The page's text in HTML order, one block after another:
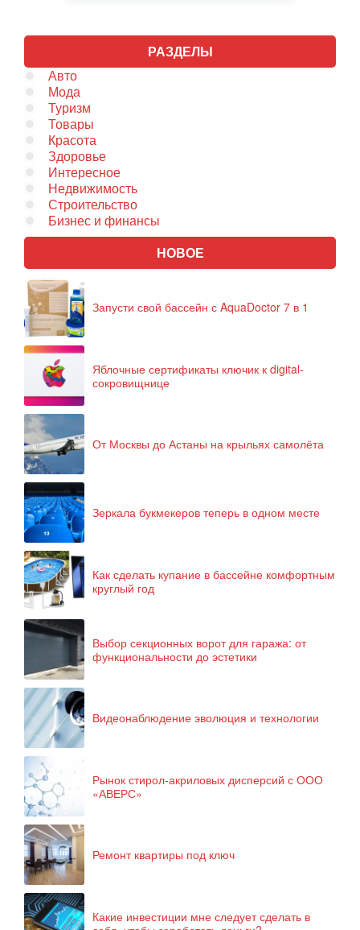
РАЗДЕЛЫ
Авто
Мода
Туризм
Товары
Красота
Здоровье
Интересное
Недвижимость
Строительство
Бизнес и финансы
НОВОЕ
Запусти свой бассейн с AquaDoctor 7 в 1
Яблочные сертификаты ключик к digital-
сокровищнице
От Москвы до Астаны на крыльях самолёта
Зеркала букмекеров теперь в одном месте
Как сделать купание в бассейне комфортным
круглый год
Выбор секционных ворот для гаража: от
функциональности до эстетики
Видеонаблюдение эволюция и технологии
Рынок стирол-акриловых дисперсий с ООО
«АВЕРС»
Ремонт квартиры под ключ
Какие инвестиции мне следует сделать в